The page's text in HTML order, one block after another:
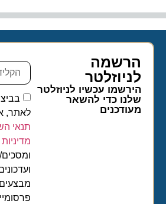
הרשמה
לניוזלטר​
הירשמו עכשיו לניוזלטר
שלנו כדי להשאר
מעודכנים
לאתר,
תנאי
מדיניות
ומסכים/ה
ועדכונים,
מבצעים